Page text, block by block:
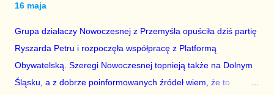
życiorys i zdjęcie. Mile widziane są też powiązania tego
zwyrodnialca z politykami PO. Bez tego, udział polityków PiS w
porannych programach nie ma sensu. Jeszcze ze trzy dni
sukcesów PiS na arenie międzynarodowej, a rządzący zaczną
modli...
16 maja
Grupa działaczy Nowoczesnej z Przemyśla opuściła dziś partię
Ryszarda Petru i rozpoczęła współpracę z Platformą
Obywatelską. Szeregi Nowoczesnej topnieją także na Dolnym
Śląsku, a z dobrze poinformowanych źródeł wiem, że to